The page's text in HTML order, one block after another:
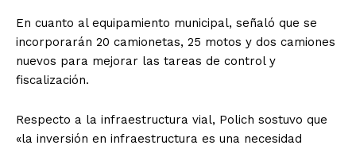
En cuanto al equipamiento municipal, señaló que se
incorporarán 20 camionetas, 25 motos y dos camiones
nuevos para mejorar las tareas de control y
fiscalización.
Respecto a la infraestructura vial, Polich sostuvo que
«la inversión en infraestructura es una necesidad